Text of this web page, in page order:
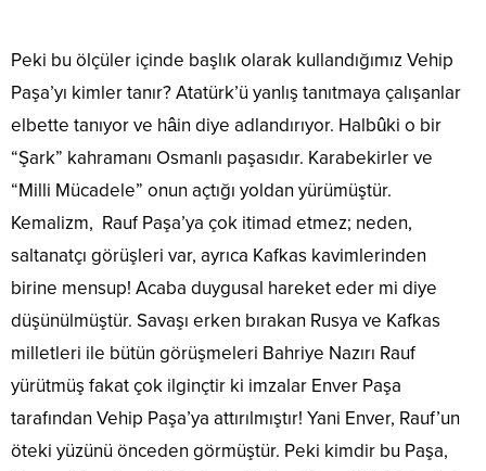
Peki bu ölçüler içinde başlık olarak kullandığımız Vehip
Paşa’yı kimler tanır? Atatürk’ü yanlış tanıtmaya çalışanlar
elbette tanıyor ve hâin diye adlandırıyor. Halbûki o bir
“Şark” kahramanı Osmanlı paşasıdır. Karabekirler ve
“Milli Mücadele” onun açtığı yoldan yürümüştür.
Kemalizm, Rauf Paşa’ya çok itimad etmez; neden,
saltanatçı görüşleri var, ayrıca Kafkas kavimlerinden
birine mensup! Acaba duygusal hareket eder mi diye
düşünülmüştür. Savaşı erken bırakan Rusya ve Kafkas
milletleri ile bütün görüşmeleri Bahriye Nazırı Rauf
yürütmüş fakat çok ilginçtir ki imzalar Enver Paşa
tarafından Vehip Paşa’ya attırılmıştır! Yani Enver, Rauf’un
öteki yüzünü önceden görmüştür. Peki kimdir bu Paşa,